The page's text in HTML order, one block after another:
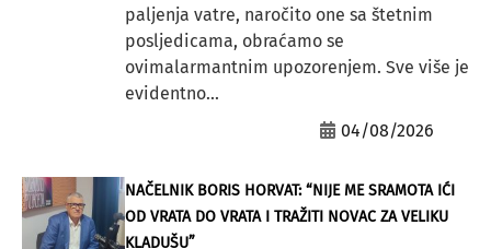
paljenja vatre, naročito one sa štetnim
posljedicama, obraćamo se
ovimalarmantnim upozorenjem. Sve više je
evidentno...
04/08/2026
NAČELNIK BORIS HORVAT: “NIJE ME SRAMOTA IĆI
OD VRATA DO VRATA I TRAŽITI NOVAC ZA VELIKU
KLADUŠU”